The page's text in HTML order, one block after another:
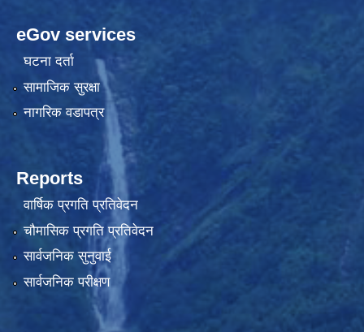
eGov services
घटना दर्ता
सामाजिक सुरक्षा
नागरिक वडापत्र
Reports
वार्षिक प्रगति प्रतिवेदन
चौमासिक प्रगति प्रतिवेदन
सार्वजनिक सुनुवाई
सार्वजनिक परीक्षण